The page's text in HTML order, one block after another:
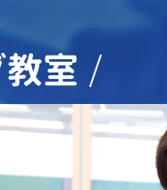
室